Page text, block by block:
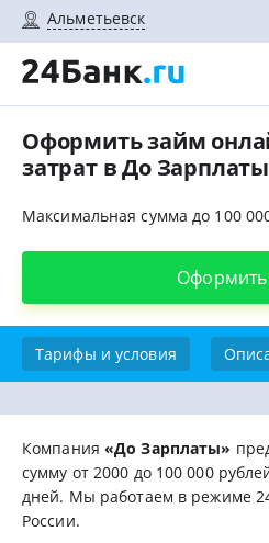
Альметьевск
Оформить займ
затрат в До Зарплаты
Максимальная сумма до 100
Тарифы и условия
Компания «До Зарплаты»
сумму от 2000 до 100 000
дней. Мы работаем в режиме
России.